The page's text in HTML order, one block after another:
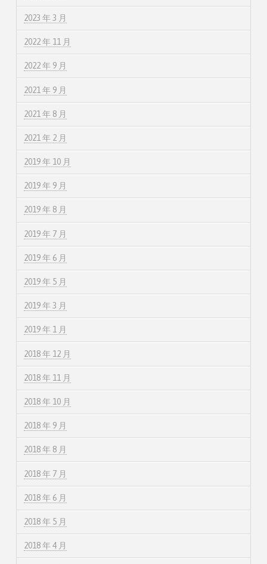
2023 年 3 月
2022 年 11 月
2022 年 9 月
2021 年 9 月
2021 年 8 月
2021 年 2 月
2019 年 10 月
2019 年 9 月
2019 年 8 月
2019 年 7 月
2019 年 6 月
2019 年 5 月
2019 年 3 月
2019 年 1 月
2018 年 12 月
2018 年 11 月
2018 年 10 月
2018 年 9 月
2018 年 8 月
2018 年 7 月
2018 年 6 月
2018 年 5 月
2018 年 4 月